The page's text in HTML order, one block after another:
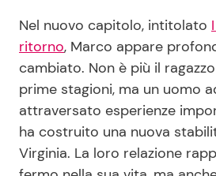
Nel nuovo capitolo, intitolato
ritorno, Marco appare
cambiato. Non è più il
prime stagioni, ma un uomo
attraversato esperienze
ha costruito una nuova
Virginia. La loro relazione